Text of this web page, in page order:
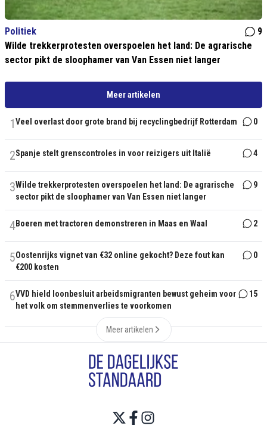
Politiek
9
Wilde trekkerprotesten overspoelen het land: De agrarische
sector pikt de sloophamer van Van Essen niet langer
Meer artikelen
1Veel overlast door grote brand bij recyclingbedrijf Rotterdam 0
2Spanje stelt grenscontroles in voor reizigers uit Italië 4
3Wilde trekkerprotesten overspoelen het land: De agrarische
sector pikt de sloophamer van Van Essen niet langer
9
4Boeren met tractoren demonstreren in Maas en Waal 2
5Oostenrijks vignet van €32 online gekocht? Deze fout kan
€200 kosten
0
6VVD hield loonbesluit arbeidsmigranten bewust geheim voor
het volk om stemmenverlies te voorkomen
15
Meer artikelen